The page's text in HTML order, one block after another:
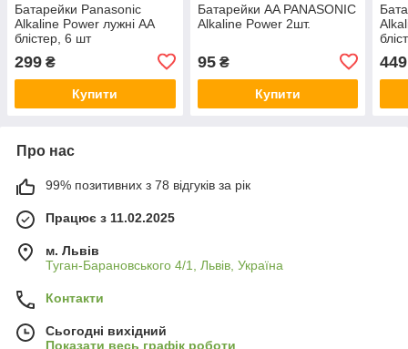
Батарейки Panasonic
Alkaline Power лужні АА
блістер, 6 шт
299 ₴
Купити
Батарейки AA PANASONIC
Alkaline Power 2шт.
95₴
Купити
449
Про нас
99% позитивних з 78 відгуків за рік
Працює з 11.02.2025
м. Львів
Туган-Барановського 4/1, Львів, Україна
Контакти
Сьогодні вихідний
Показати весь графік роботи